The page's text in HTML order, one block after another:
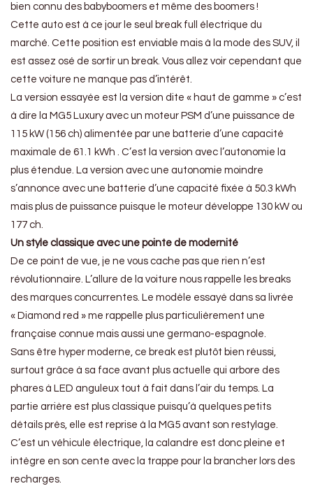
bien connu des babyboomers et même des boomers !
Cette auto est à ce jour le seul break full électrique du
marché. Cette position est enviable mais à la mode des SUV, il
est assez osé de sortir un break. Vous allez voir cependant que
cette voiture ne manque pas d’intérêt.
La version essayée est la version dite « haut de gamme » c’est
à dire la MG5 Luxury avec un moteur PSM d’une puissance de
115 kW (156 ch) alimentée par une batterie d’une capacité
maximale de 61.1 kWh . C’est la version avec l’autonomie la
plus étendue. La version avec une autonomie moindre
s’annonce avec une batterie d’une capacité fixée à 50.3 kWh
mais plus de puissance puisque le moteur développe 130 kW ou
177 ch.
Un style classique avec une pointe de modernité
De ce point de vue, je ne vous cache pas que rien n’est
révolutionnaire. L’allure de la voiture nous rappelle les breaks
des marques concurrentes. Le modèle essayé dans sa livrée
« Diamond red » me rappelle plus particulièrement une
française connue mais aussi une germano-espagnole.
Sans être hyper moderne, ce break est plutôt bien réussi,
surtout grâce à sa face avant plus actuelle qui arbore des
phares à LED anguleux tout à fait dans l’air du temps. La
partie arrière est plus classique puisqu’à quelques petits
détails près, elle est reprise à la MG5 avant son restylage.
C’est un véhicule électrique, la calandre est donc pleine et
intègre en son cente avec la trappe pour la brancher lors des
recharges.